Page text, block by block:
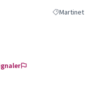
Filtrer les
Martinet